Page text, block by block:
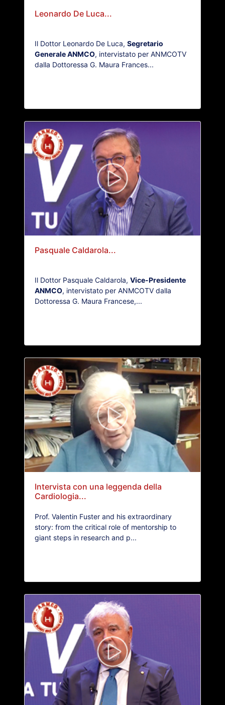
Leonardo De Luca...
Il Dottor Leonardo De Luca, Segretario
Generale ANMCO, intervistato per ANMCOTV
dalla Dottoressa G. Maura Frances...
Pasquale Caldarola...
Il Dottor Pasquale Caldarola, Vice-Presidente
ANMCO, intervistato per ANMCOTV dalla
Dottoressa G. Maura Francese,...
Intervista con una leggenda della
Cardiologia...
Prof. Valentin Fuster and his extraordinary
story: from the critical role of mentorship to
giant steps in research and p...